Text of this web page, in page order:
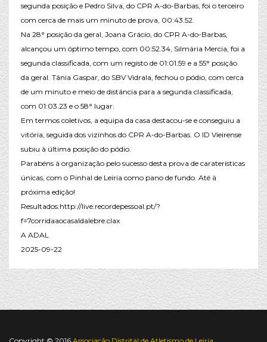
segunda posição e Pedro Silva, do CPR A-do-Barbas, foi o terceiro
com cerca de mais um minuto de prova, 00:43.52.
Na 28° posição da geral, Joana Grácio, do CPR A-do-Barbas,
alcançou um óptimo tempo, com 00:52.34, Silmária Mercia, foi a
segunda classificada, com um registo de 01:01.59 e a 55° posição
da geral. Tânia Gaspar, do SBV Vidrala, fechou o pódio, com cerca
de um minuto e meio de distância para a segunda classificada,
com 01:03.23 e o 58° lugar.
Em termos coletivos, a equipa da casa destacou-se e conseguiu a
vitória, seguida dos vizinhos do CPR A-do-Barbas. O ID Vieirense
subiu à última posição do pódio.
Parabéns à organização pelo sucesso desta prova de caraterísticas
únicas, com o Pinhal de Leiria como pano de fundo. Até à
próxima edição!
Resultados:http://live.recordepessoal.pt/?
f=7corridaaocasaldalebre.clax
A ADAL
2025-09-22
Copyright © 2016 Associação Distrital de Atletismo de Leiria